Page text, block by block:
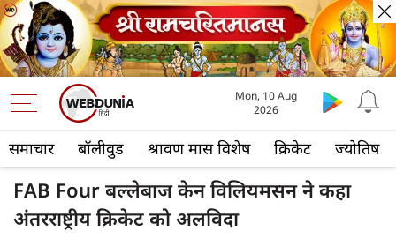
समाचार बॉलीवुड श्रावण मास विशेष क्रिकेट ज्योतिष
Mon, 10 Aug
2026
FAB Four बल्लेबाज केन विलियमसन ने कहा
अंतरराष्ट्रीय क्रिकेट को अलविदा